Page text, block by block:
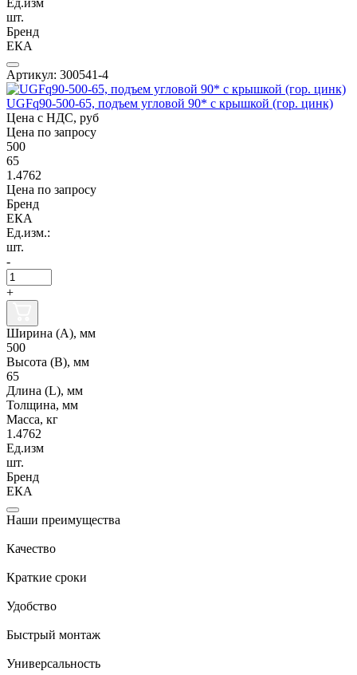
шт.
Бренд
ЕКА
Артикул: 300541-4
UGFq90-500-65, подъем угловой 90* с крышкой (гор. цинк)
Цена с НДС, руб
Цена по запросу
500
65
1.4762
Цена по запросу
Бренд
ЕКА
Ед.изм.:
шт.
-
+
Ширина (А), мм
500
Высота (В), мм
65
Длина (L), мм
Толщина, мм
Масса, кг
1.4762
Ед.изм
шт.
Бренд
ЕКА
Наши преимущества
Качество
Краткие сроки
Удобство
Быстрый монтаж
Универсальность